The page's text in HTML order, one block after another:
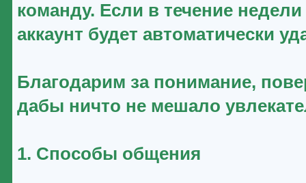
команду. Если в течение
аккаунт будет автоматически
Благодарим за понимание,
дабы ничто не мешало
1. Способы общения